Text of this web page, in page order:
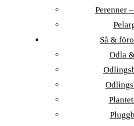
Perenner
Så &
Odla